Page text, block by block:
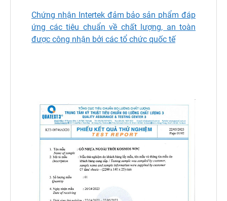
Chứng nhận Intertek đảm bảo sản phẩm đáp
ứng các tiêu chuẩn về chất lượng, an toàn
được công nhận bởi các tổ chức quốc tế